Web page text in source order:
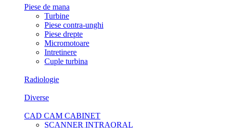
Piese de mana
Turbine
Piese contra-unghi
Piese drepte
Micromotoare
Intretinere
Cuple turbina
Radiologie
Diverse
CAD CAM CABINET
SCANNER INTRAORAL